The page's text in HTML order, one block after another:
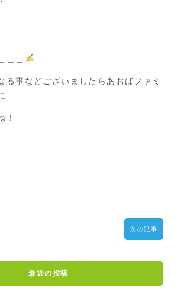
る事などございましたらあおばファミ
！
次の記事
最近の投稿